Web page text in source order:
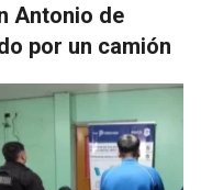
Antonio de
por un camión